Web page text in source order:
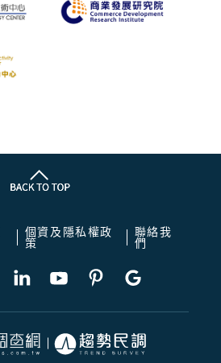
個資及隱私權政
策
聯絡我
們